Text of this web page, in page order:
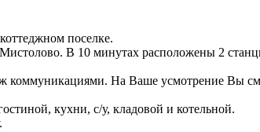
поселке.
В 10 минутах расположены 2
коммуникациями. На Ваше усмотрение Вы
кухни, с/у, кладовой и котельной.